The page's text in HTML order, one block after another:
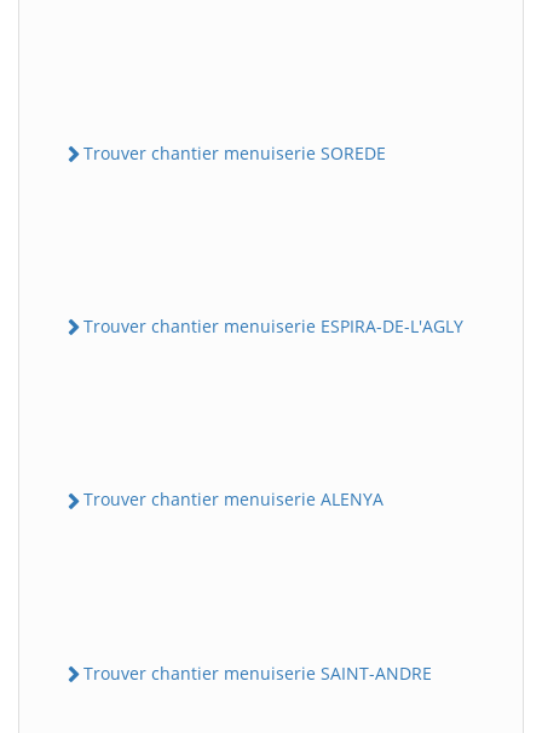
Trouver chantier menuiserie SOREDE
Trouver chantier menuiserie ESPIRA-DE-L'AGLY
Trouver chantier menuiserie ALENYA
Trouver chantier menuiserie SAINT-ANDRE